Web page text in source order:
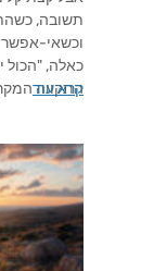
תשובה,
וכשאי-
כאלה, "הכול
התקווה
קרא עוד